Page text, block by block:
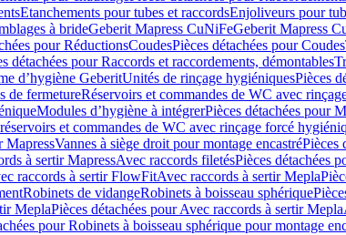
Etanchements pour tubes et raccordsEnjoliveurs pour
à brideGeberit Mapress CuNiFeGeberit Mapress
pour RéductionsCoudesPièces détachées pour Coudes
détachées pour Raccords et raccordements, démontables
d’hygiène GeberitUnités de rinçage hygiéniquesPièces
de fermetureRéservoirs et commandes de WC avec
Modules d’hygiène à intégrerPièces détachées pour
et commandes de WC avec rinçage forcé
MapressVannes à siège droit pour montage encastréPièces
à sertir MapressAvec raccords filetésPièces détachées
raccords à sertir FlowFitAvec raccords à sertir Mepla
Robinets de vidangeRobinets à boisseau sphérique
MeplaPièces détachées pour Avec raccords à sertir Mepla
pour Robinets à boisseau sphérique pour montage